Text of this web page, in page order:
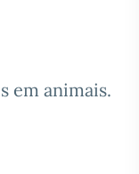
em animais.